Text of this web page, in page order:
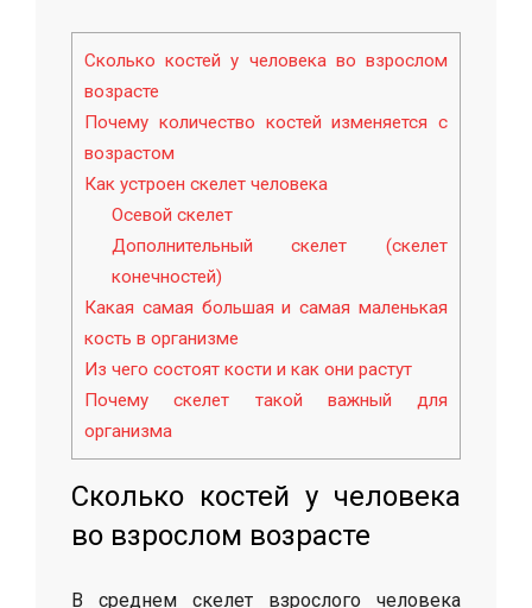
Сколько костей у человека во взрослом
возрасте
Почему количество костей изменяется с
возрастом
Как устроен скелет человека
Осевой скелет
Дополнительный скелет (скелет
конечностей)
Какая самая большая и самая маленькая
кость в организме
Из чего состоят кости и как они растут
Почему скелет такой важный для
организма
Сколько костей у человека
во взрослом возрасте
В среднем скелет взрослого человека